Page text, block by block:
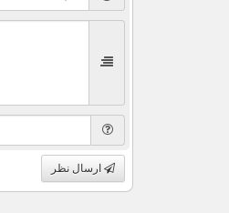
ارسال نظر